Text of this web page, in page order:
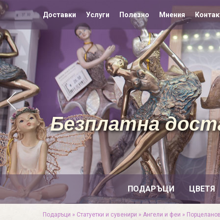
Доставки Услуги Полезно Мнения
ПОДАРЪЦИ ЦВЕТЯ
Безплатна
Подаръци » Статуетки и сувенири » Ангели и феи »